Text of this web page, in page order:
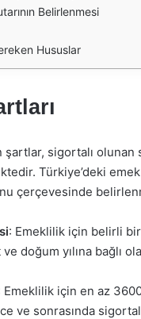
Belirlenmesi
Hususlar
sigortalı olunan
Türkiye’deki
çerçevesinde
: Emeklilik için belirli bir
doğum yılına bağlı
Emeklilik için en az
ve sonrasında